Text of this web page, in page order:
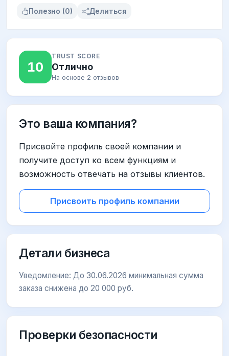
Полезно (0) Делиться
10
TRUST SCORE
Отлично
На основе 2 отзывов
Это ваша компания?
Присвойте профиль своей компании и
получите доступ ко всем функциям и
возможность отвечать на отзывы клиентов.
Присвоить профиль компании
Детали бизнеса
Уведомление: До 30.06.2026 минимальная сумма
заказа снижена до 20 000 руб.
Проверки безопасности